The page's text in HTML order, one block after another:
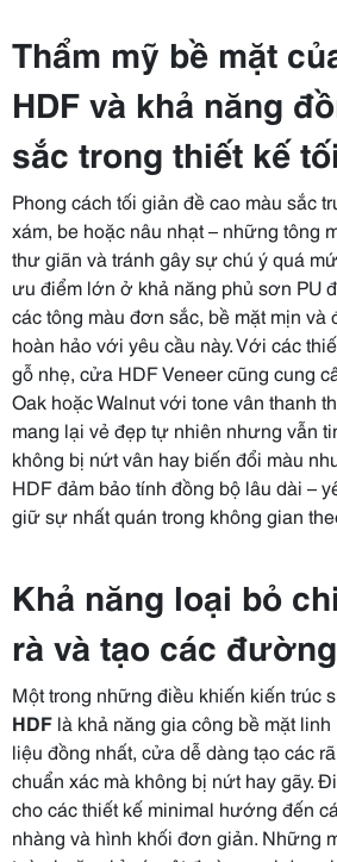
Thẩm mỹ bề mặt
HDF và khả năng
sắc trong thiết kế
Phong cách tối giản đề cao màu sắc
xám, be hoặc nâu nhạt – những tông
thư giãn và tránh gây sự chú ý quá
ưu điểm lớn ở khả năng phủ sơn PU
các tông màu đơn sắc, bề mặt mịn và
hoàn hảo với yêu cầu này. Với các
gỗ nhẹ, cửa HDF Veneer cũng cung
Oak hoặc Walnut với tone vân thanh
mang lại vẻ đẹp tự nhiên nhưng vẫn
không bị nứt vân hay biến đổi màu
HDF đảm bảo tính đồng bộ lâu dài –
giữ sự nhất quán trong không gian
Khả năng loại bỏ
rà và tạo các
Một trong những điều khiến kiến trúc
HDF là khả năng gia công bề mặt
liệu đồng nhất, cửa dễ dàng tạo các
chuẩn xác mà không bị nứt hay gãy.
cho các thiết kế minimal hướng đến
nhàng và hình khối đơn giản. Những